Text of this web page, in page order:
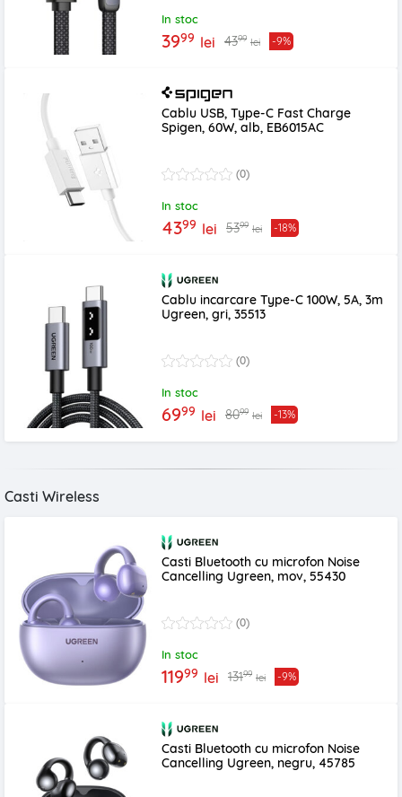
In stoc
3999 lei 4399 lei -9%
Cablu USB, Type-C Fast Charge
Spigen, 60W, alb, EB6015AC
(0)
In stoc
4399 lei 5399 lei -18%
Cablu incarcare Type-C 100W, 5A, 3m
Ugreen, gri, 35513
(0)
In stoc
6999 lei 8099 lei -13%
Casti Wireless
Casti Bluetooth cu microfon Noise
Cancelling Ugreen, mov, 55430
(0)
In stoc
11999 lei 13199 lei -9%
Casti Bluetooth cu microfon Noise
Cancelling Ugreen, negru, 45785